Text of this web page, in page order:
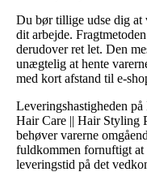
Du bør tillige udse dig
dit arbejde.
derudover ret let. Den
unægtelig at hente
med kort afstand til e-
Leveringshastigheden
Hair Care || Hair Styling
behøver varerne
fuldkommen fornuftigt at
leveringstid på det